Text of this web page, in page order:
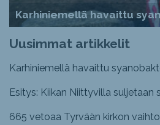
Karhiniemellä havaittu
Uusimmat artikkelit
Karhiniemellä havaittu
Esitys: Kiikan Niittyvilla suljetaan
665 vetoaa Tyrvään kirkon